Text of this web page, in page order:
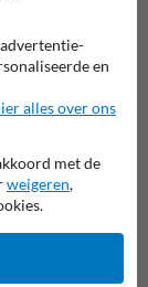
en
alles over ons
met de
weigeren,